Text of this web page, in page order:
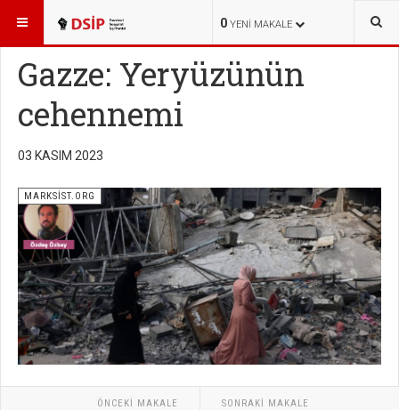
0 YENI MAKALE
BURADASINIZ: YAYINLAR MARKSİST.ORG
Gazze: Yeryüzünün
cehennemi
03 KASIM 2023
MARKSİST.ORG
ÖNCEKI MAKALE SONRAKI MAKALE